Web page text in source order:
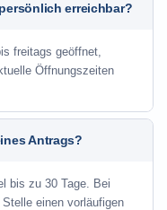
erreichbar?
freitags geöffnet,
Öffnungszeiten
Antrags?
bis zu 30 Tage. Bei
einen vorläufigen